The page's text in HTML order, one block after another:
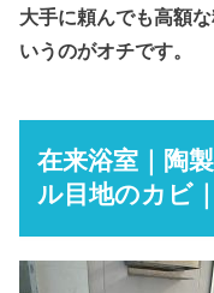
大手に頼んでも高額
いうのがオチです。
在来浴室｜陶
ル目地のカビ